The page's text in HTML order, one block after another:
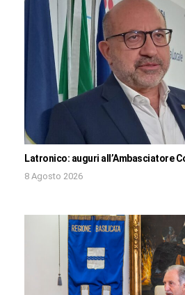
Latronico: auguri all’Ambasciatore
8 Agosto 2026